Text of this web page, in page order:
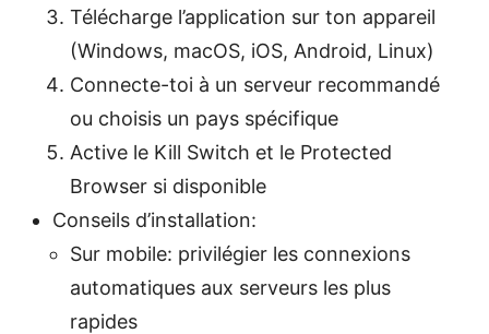
Télécharge l’application sur ton appareil
(Windows, macOS, iOS, Android, Linux)
Connecte-toi à un serveur recommandé
ou choisis un pays spécifique
Active le Kill Switch et le Protected
Browser si disponible
Conseils d’installation:
Sur mobile: privilégier les connexions
automatiques aux serveurs les plus
rapides